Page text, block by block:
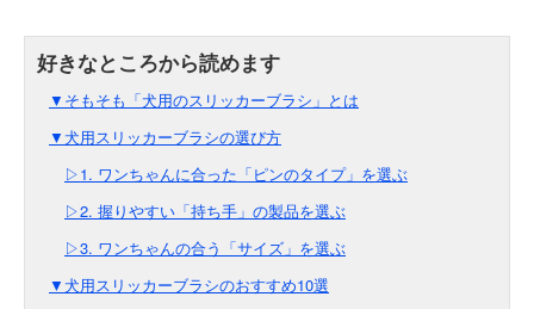
▼そもそも「犬用のスリッカーブラシ」とは
▼犬用スリッカーブラシの選び方
▷1. ワンちゃんに合った「ピンのタイプ」を選ぶ
▷2. 握りやすい「持ち手」の製品を選ぶ
▷3. ワンちゃんの合う「サイズ」を選ぶ
▼犬用スリッカーブラシのおすすめ10選